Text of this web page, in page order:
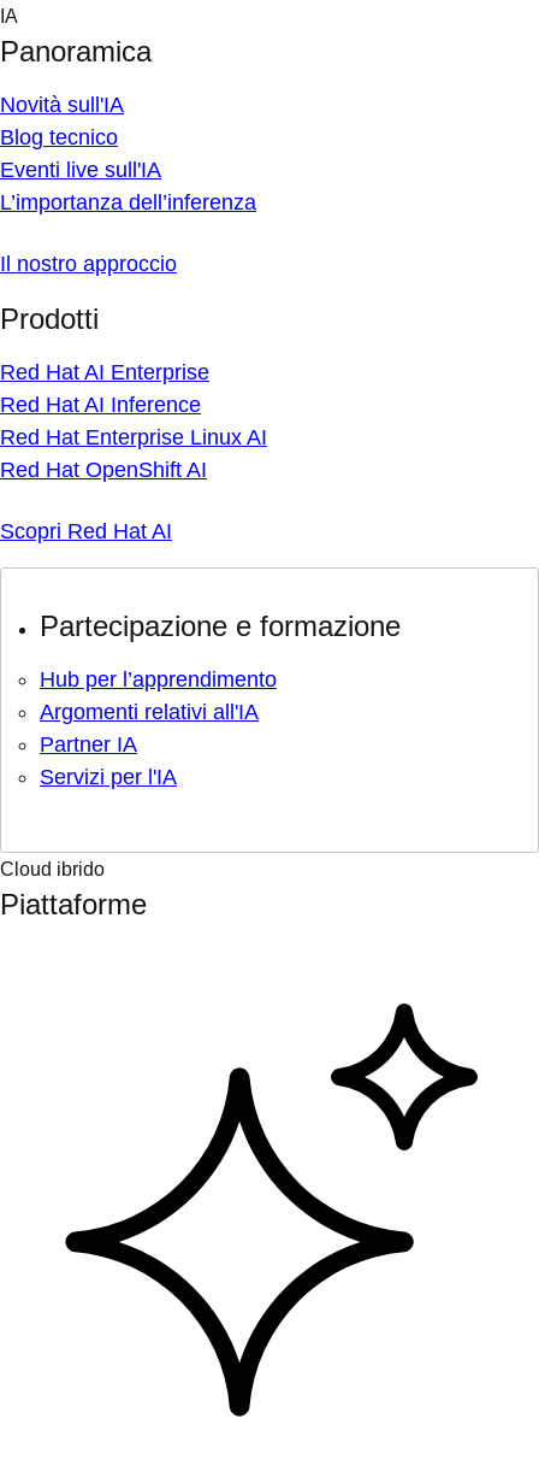
Skip
content
IA
Panoramica
Novità sull'IA
Blog tecnico
Eventi live sull'IA
L’importanza dell’inferenza
Il nostro approccio
Prodotti
Red Hat AI Enterprise
Red Hat AI Inference
Red Hat Enterprise Linux AI
Red Hat OpenShift AI
Scopri Red Hat AI
Partecipazione e formazione
Hub per l’apprendimento
Argomenti relativi all'IA
Partner IA
Servizi per l'IA
Cloud ibrido
Piattaforme